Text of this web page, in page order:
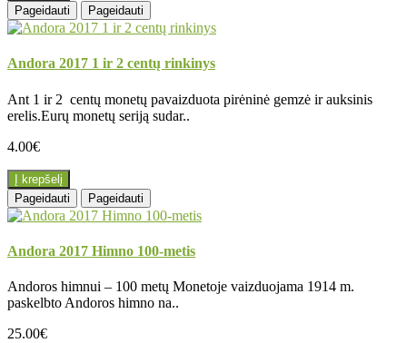
Pageidauti
Pageidauti
Andora 2017 1 ir 2 centų rinkinys
Ant 1 ir 2 centų monetų pavaizduota pirėninė gemzė ir auksinis
erelis.Eurų monetų seriją sudar..
4.00€
Į krepšelį
Pageidauti
Pageidauti
Andora 2017 Himno 100-metis
Andoros himnui – 100 metų Monetoje vaizduojama 1914 m.
paskelbto Andoros himno na..
25.00€